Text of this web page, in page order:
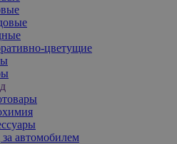
цветущие
за автомобилем